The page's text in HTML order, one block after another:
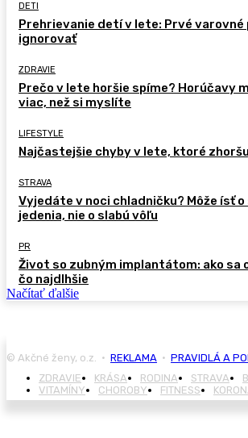
DETI
Prehrievanie detí v lete: Prvé
ignorovať
ZDRAVIE
Prečo v lete horšie spíme? Horúčavy
viac, než si myslíte
LIFESTYLE
Najčastejšie chyby v lete, ktoré
STRAVA
Vyjedáte v noci chladničku? Môže ísť
jedenia, nie o slabú vôľu
PR
Život so zubným implantátom: ako sa
čo najdlhšie
Načítať ďalšie
© Akčné ženy, o.z. • REKLAMA • PRAVIDLÁ A
ZDRAVIE
KRÁSA RODINA STRAVA
VITAMÍNY
CHOROBY FITNESS